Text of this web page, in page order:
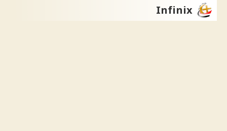
Infinix